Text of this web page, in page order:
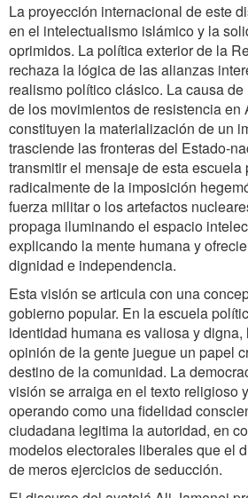
La proyección internacional de este
en el intelectualismo islámico y la
oprimidos. La política exterior de la
rechaza la lógica de las alianzas
realismo político clásico. La causa
de los movimientos de resistencia en
constituyen la materialización de un
trasciende las fronteras del Estado-
transmitir el mensaje de esta escuela
radicalmente de la imposición
fuerza militar o los artefactos
propaga iluminando el espacio
explicando la mente humana y
dignidad e independencia.
Esta visión se articula con una
gobierno popular. En la escuela
identidad humana es valiosa y
opinión de la gente juegue un papel
destino de la comunidad. La
visión se arraiga en el texto religioso
operando como una fidelidad
ciudadana legitima la autoridad, en
modelos electorales liberales que el
de meros ejercicios de seducción.